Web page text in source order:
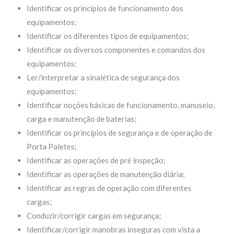
Identificar os princípios de funcionamento dos
equipamentos;
Identificar os diferentes tipos de equipamentos;
Identificar os diversos componentes e comandos dos
equipamentos;
Ler/interpretar a sinalética de segurança dos
equipamentos;
Identificar noções básicas de funcionamento, manuseio,
carga e manutenção de baterias;
Identificar os princípios de segurança e de operação de
Porta Paletes;
Identificar as operações de pré inspeção;
Identificar as operações de manutenção diária;
Identificar as regras de operação com diferentes
cargas;
Conduzir/corrigir cargas em segurança;
Identificar/corrigir manobras inseguras com vista a